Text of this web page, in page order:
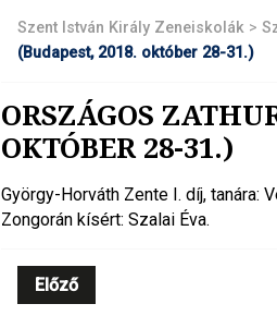
Szent István Király Zeneiskolák >
(Budapest, 2018. október 28-31.)
ORSZÁGOS
OKTÓBER 28-31.)
György-Horváth Zente I. díj, tanára:
Zongorán kísért: Szalai Éva.
Előző